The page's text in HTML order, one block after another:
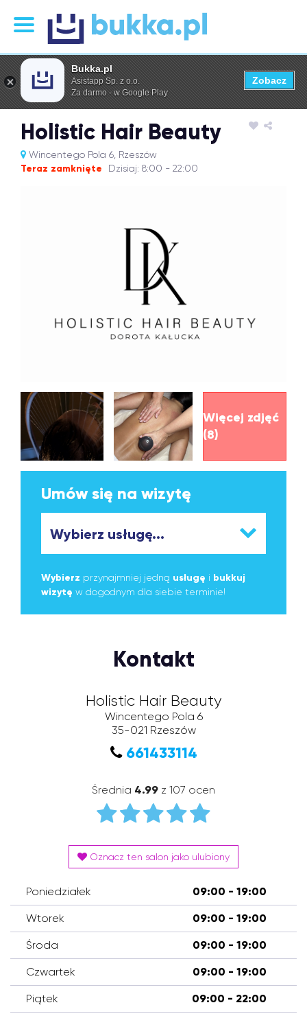
Holistic Hair Beauty
Wincentego Pola 6, Rzeszów
Teraz zamknięte Dzisiaj: 8:00 - 22:00
Więcej zdjęć
(8)
Umów się na wizytę
Wybierz przynajmniej jedną usługę i bukkuj
wizytę w dogodnym dla siebie terminie!
Kontakt
Holistic Hair Beauty
Wincentego Pola 6
35-021 Rzeszów
661433114
Średnia 4.99 z 107 ocen
Oznacz ten salon jako ulubiony
Poniedziałek 09:00 - 19:00
Wtorek 09:00 - 19:00
Środa 09:00 - 19:00
Czwartek 09:00 - 19:00
Piątek 09:00 - 22:00
Bukka.pl
Asistapp Sp. z o.o.
Za darmo - w Google Play
Zobacz